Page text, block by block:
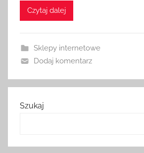
Czytaj dalej
Sklepy internetowe
Dodaj komentarz
Szukaj